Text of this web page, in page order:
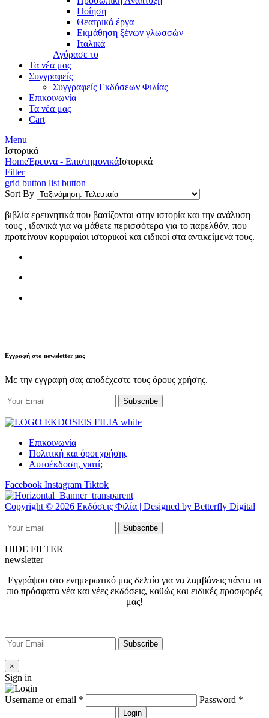
Ποίηση
Θεατρικά έργα
Εκμάθηση ξένων γλωσσών
Ιταλικά
Αγόρασε το
Τα νέα μας
Συγγραφείς
Συγγραφείς Εκδόσεων Φιλίας
Επικοινωνία
Τα νέα μας
Cart
Menu
Ιστορικά
HomeΈρευνα - ΕπιστημονικάΙστορικά
Filter
grid button list button
Sort By
βιβλία ερευνητικά που βασίζονται στην ιστορία και την ανάλυση
τους , ιδανικά για να μάθετε περισσότερα για το παρελθόν, που
προτείνουν κορυφαίοι ιστορικοί και ειδικοί στα αντικείμενά τους.
Εγγραφή στο newsletter μας
Με την εγγραφή σας αποδέχεστε τους όρους χρήσης.
Επικοινωνία
Πολιτική και όροι χρήσης
Αυτοέκδοση, γιατί;
Facebook Instagram Tiktok
Copyright © 2026 Εκδόσεις Φιλία | Designed by Betterfly Digital
HIDE FILTER
newsletter
Εγγράψου στο ενημερωτικό μας δελτίο για να λαμβάνεις πάντα τα
πιο πρόσφατα νέα και νέες εκδόσεις, καθώς και ειδικές προσφορές
μας!
×
Sign in
Username or email * Password *
Login